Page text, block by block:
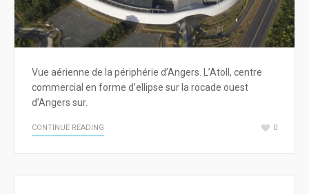
Vue aérienne de la périphérie d’Angers. L’Atoll, centre
commercial en forme d’ellipse sur la rocade ouest
d’Angers sur.
CONTINUE READING 0